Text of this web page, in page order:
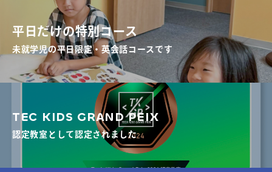
平日だけの特別コース
未就学児の平日限定・英会話コースです
TEC KIDS GRAND PEIX
認定教室として認定されました